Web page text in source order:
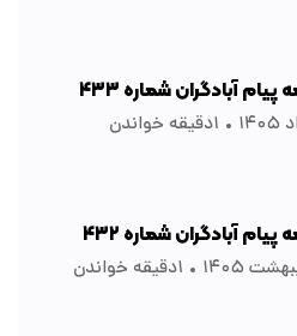
آبادگران شماره ۴۳۳
۱دقیقه خواندن
آبادگران شماره ۴۳۲
۱دقیقه خواندن